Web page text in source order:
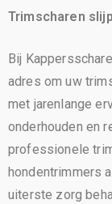
Trimscharen
Bij
adres om uw
met jarenlange
onderhouden en
professionele
hondentrimmers
uiterste zorg